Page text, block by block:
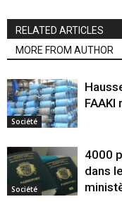
RELATED ARTICLES
MORE FROM AUTHOR
Société
Société
4000
dans